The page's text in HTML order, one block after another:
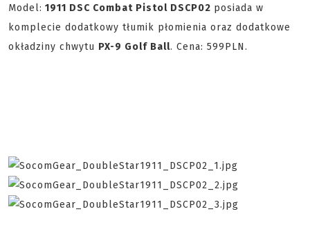
Model: 1911 DSC Combat Pistol DSCP02 posiada w
komplecie dodatkowy tłumik płomienia oraz dodatkowe
okładziny chwytu PX-9 Golf Ball. Cena: 599PLN.